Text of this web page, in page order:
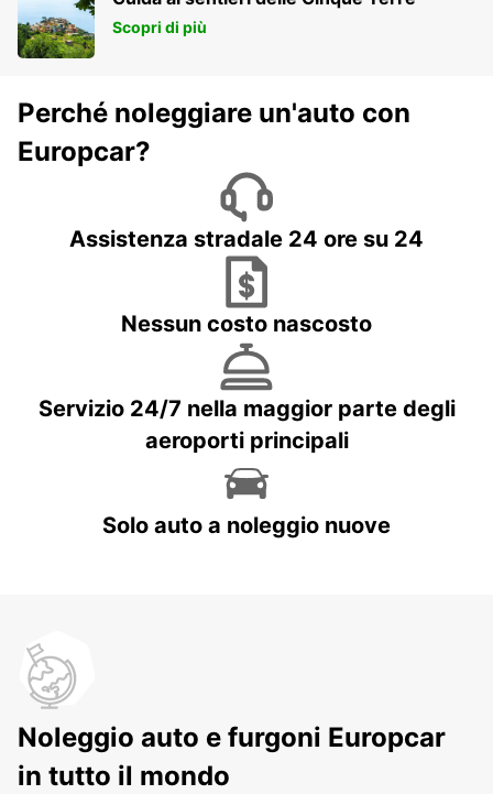
Scopri di più
Perché noleggiare un'auto con
Europcar?
Assistenza stradale 24 ore su 24
Nessun costo nascosto
Servizio 24/7 nella maggior parte degli
aeroporti principali
Solo auto a noleggio nuove
Noleggio auto e furgoni Europcar
in tutto il mondo